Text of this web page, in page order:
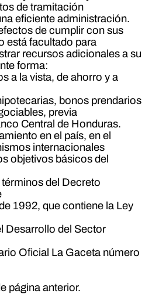
de tramitación
eficiente administración.
de cumplir con sus
está facultado para
recursos adicionales a su
forma:
a la vista, de ahorro y a
bonos prendarios
previa
Central de Honduras.
en el país, en el
internacionales
objetivos básicos del
del Decreto
1992, que contiene la Ley
Desarrollo del Sector
Oficial La Gaceta número
página anterior.